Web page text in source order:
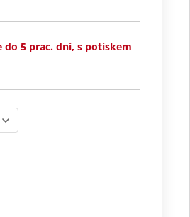
do 5 prac. dní, s potiskem